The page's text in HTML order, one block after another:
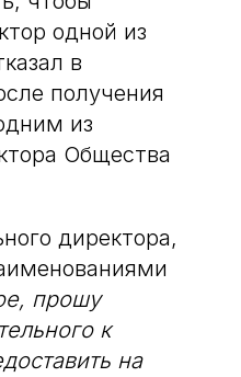
одной из
в
получения
из
Общества
директора,
прошу
к
на